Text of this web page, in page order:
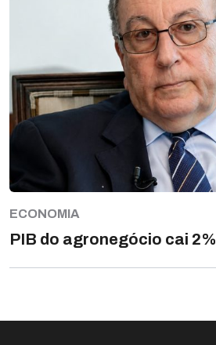
ECONOMIA
PIB do agronegócio cai 2%